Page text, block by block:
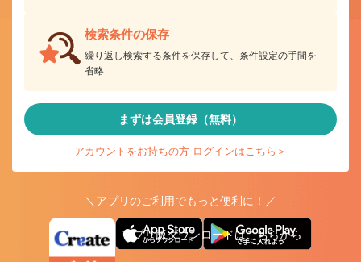
検索条件の保存
繰り返し検索する条件を保存して、条件設定の手間を
省略
まずは会員登録（無料）
アカウントをお持ちの方 ログインはこちら＞
＼アプリのご利用でもっと便利に！／
アプリ版ダウンロードはこちらから